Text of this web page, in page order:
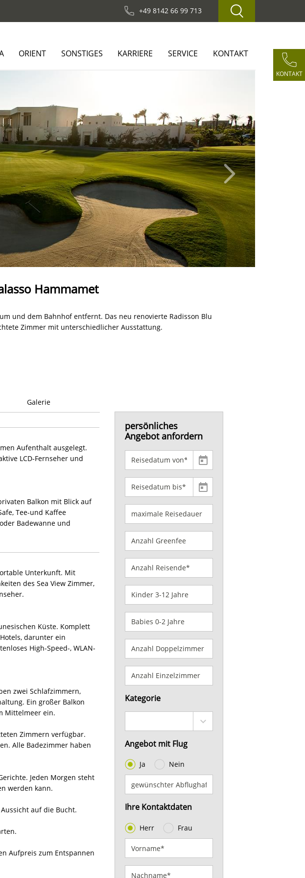
+49 8142 66 99 713
KONTAKT
ORIENT SONSTIGES KARRIERE SERVICE KONTAKT
Hammamet
und dem Bahnhof entfernt. Das neu renovierte Radisson Blu
Zimmer mit unterschiedlicher Ausstattung.
Galerie
Aufenthalt ausgelegt.
LCD-Fernseher und
Balkon mit Blick auf
Tee-und Kaffee
Badewanne und
Unterkunft. Mit
des Sea View Zimmer,
Küste. Komplett
darunter ein
High-Speed-, WLAN-
zwei Schlafzimmern,
Ein großer Balkon
Mittelmeer ein.
Zimmern verfügbar.
Alle Badezimmer haben
Jeden Morgen steht
werden kann.
auf die Bucht.
Aufpreis zum Entspannen
persönliches
Angebot anfordern
Kategorie
Angebot mit Flug
Ja Nein
Ihre Kontaktdaten
Herr Frau